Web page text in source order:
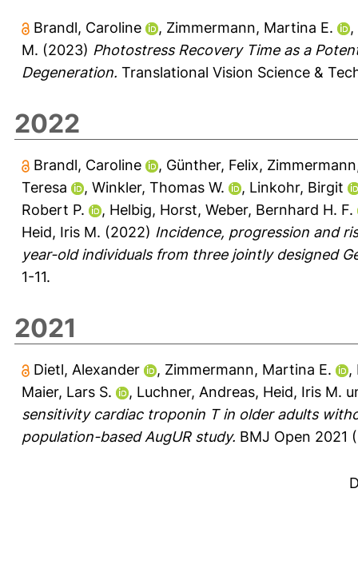
Brandl, Caroline , Zimmermann, Martina E.
,
M. (2023) Photostress Recovery Time as a
Degeneration. Translational Vision Science &
2022
Brandl, Caroline , Günther, Felix,
Teresa
, Winkler, Thomas W. , Linkohr, Birgit
Robert P.
, Helbig, Horst, Weber, Bernhard H. F.
Heid, Iris M. (2022) Incidence, progression and
year-old individuals from three jointly designed
1-11.
2021
Dietl, Alexander , Zimmermann, Martina E. ,
Maier, Lars S.
, Luchner, Andreas, Heid, Iris M.
sensitivity cardiac troponin T in older adults
population-based AugUR study. BMJ Open 2021